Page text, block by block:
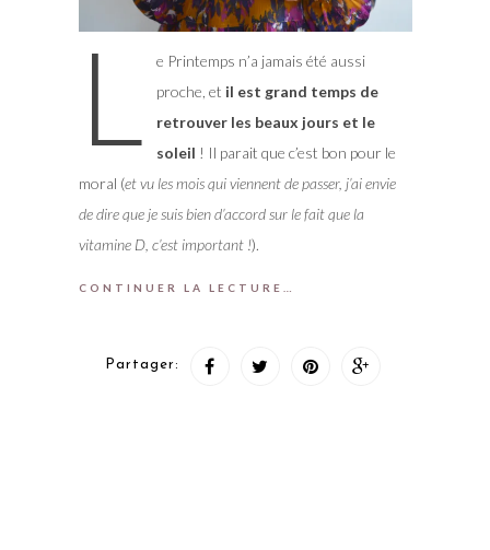
L
e Printemps n’a jamais été aussi
proche, et il est grand temps de
retrouver les beaux jours et le
soleil ! Il parait que c’est bon pour le
moral (et vu les mois qui viennent de passer, j’ai envie
de dire que je suis bien d’accord sur le fait que la
vitamine D, c’est important !).
CONTINUER LA LECTURE…
Partager: